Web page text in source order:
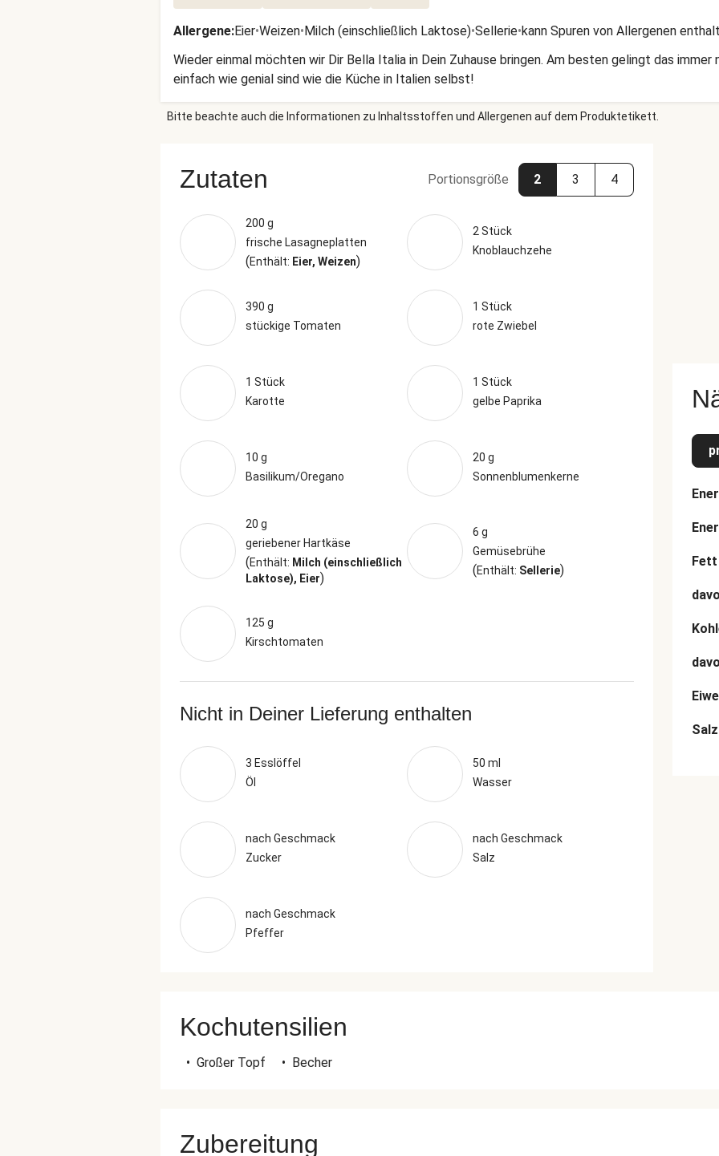
Allergene:Eier•Weizen•Milch (einschließlich Laktose)•Sellerie•kann Spuren von Allergenen
Wieder einmal möchten wir Dir Bella Italia in Dein Zuhause bringen. Am besten gelingt das immer
einfach wie genial sind wie die Küche in Italien selbst!
Bitte beachte auch die Informationen zu Inhaltsstoffen und Allergenen auf dem Produktetikett.
Zutaten Portionsgröße 2 3 4
200 g
frische Lasagneplatten
(Enthält: Eier, Weizen)
2 Stück
Knoblauchzehe
390 g
stückige Tomaten
1 Stück
rote Zwiebel
1 Stück
Karotte
1 Stück
gelbe Paprika
10 g
Basilikum/Oregano
20 g
Sonnenblumenkerne
20 g
geriebener Hartkäse
(Enthält: Milch (einschließlich
Laktose), Eier)
6 g
Gemüsebrühe
(Enthält: Sellerie)
125 g
Kirschtomaten
Nicht in Deiner Lieferung enthalten
3 Esslöffel
Öl
50 ml
Wasser
nach Geschmack
Zucker
nach Geschmack
Salz
nach Geschmack
Pfeffer
Fett
Salz
Kochutensilien
• Großer Topf • Becher
Zubereitung